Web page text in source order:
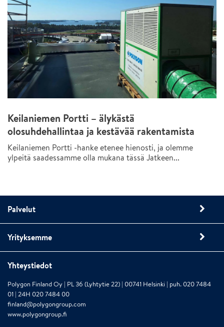
Keilaniemen Portti – älykästä
olosuhdehallintaa ja kestävää rakentamista
Keilaniemen Portti -hanke etenee hienosti, ja olemme
ylpeitä saadessamme olla mukana tässä Jatkeen...
Palvelut
Yrityksemme
Yhteystiedot
Polygon Finland Oy | PL 36 (Lyhtytie 22) | 00741 Helsinki | puh. 020 7484
01 | 24H 020 7484 00
finland@polygongroup.com
www.polygongroup.fi